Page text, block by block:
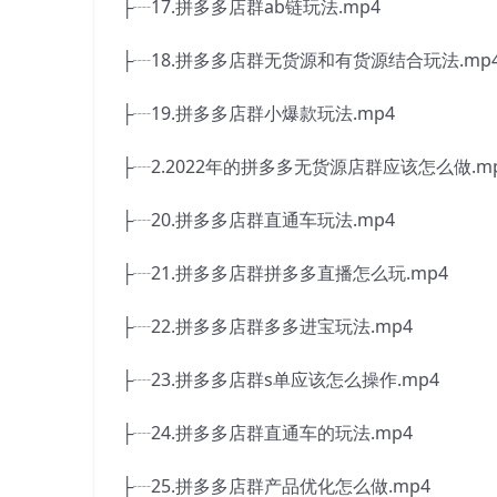
├┈17.拼多多店群ab链玩法.mp4
├┈18.拼多多店群无货源和有货源结合玩法
├┈19.拼多多店群小爆款玩法.mp4
├┈2.2022年的拼多多无货源店群应该怎么做
├┈20.拼多多店群直通车玩法.mp4
├┈21.拼多多店群拼多多直播怎么玩.mp4
├┈22.拼多多店群多多进宝玩法.mp4
├┈23.拼多多店群s单应该怎么操作.mp4
├┈24.拼多多店群直通车的玩法.mp4
├┈25.拼多多店群产品优化怎么做.mp4